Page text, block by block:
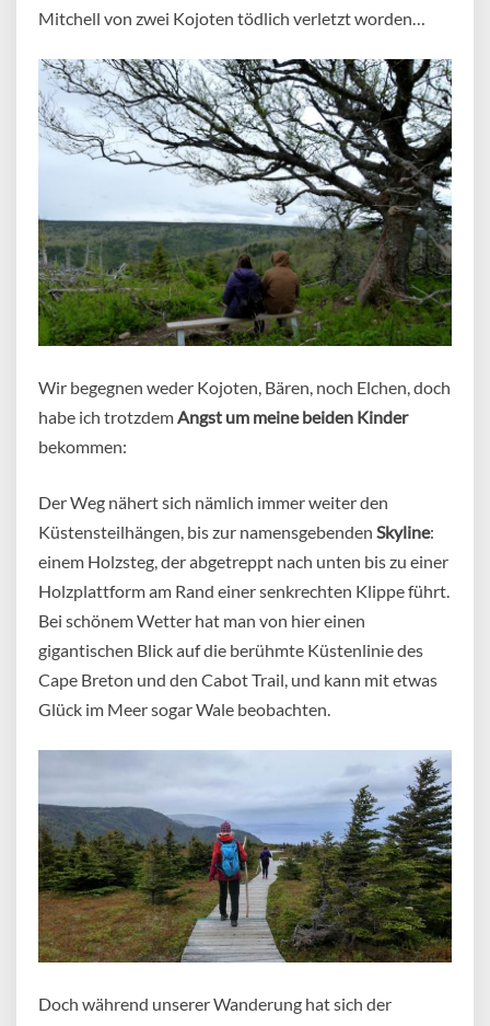
Mitchell von zwei Kojoten tödlich verletzt worden…
Wir begegnen weder Kojoten, Bären, noch Elchen, doch
habe ich trotzdemAngst um meine beiden Kinder
bekommen:
Der Weg nähert sich nämlich immer weiter den
Küstensteilhängen, bis zur namensgebenden Skyline:
einem Holzsteg, der abgetreppt nach unten bis zu einer
Holzplattform am Rand einer senkrechten Klippe führt.
Bei schönem Wetter hat man von hier einen
gigantischen Blick auf die berühmte Küstenlinie des
Cape Breton und den Cabot Trail, und kann mit etwas
Glück im Meer sogar Wale beobachten.
Doch während unserer Wanderung hat sich der